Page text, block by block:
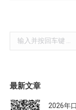
Search:
最新文章
2026年